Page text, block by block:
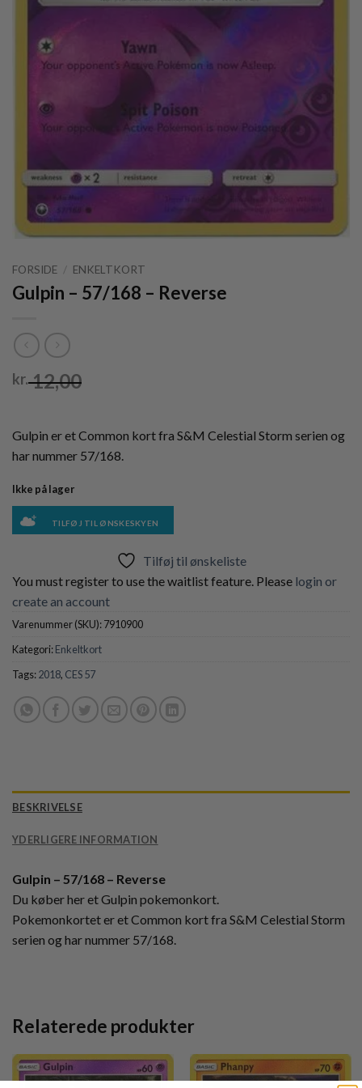
FORSIDE / ENKELTKORT
Gulpin – 57/168 – Reverse
kr.12,00
Gulpin er et Common kort fra S&M Celestial Storm serien og
har nummer 57/168.
Ikke på lager
TILFØJ TIL ØNSKESKYEN
Tilføj til ønskeliste
You must register to use the waitlist feature. Please login or
create an account
Varenummer (SKU):7910900
Kategori:Enkeltkort
Tags:2018, CES 57
BESKRIVELSE
YDERLIGERE INFORMATION
Gulpin – 57/168 – Reverse
Du køber her et Gulpin pokemonkort.
Pokemonkortet er et Common kort fra S&M Celestial Storm
serien og har nummer 57/168.
Relaterede produkter